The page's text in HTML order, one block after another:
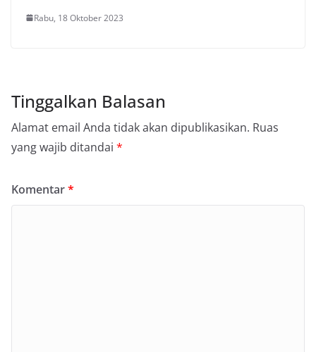
Rabu, 18 Oktober 2023
Tinggalkan Balasan
Alamat email Anda tidak akan dipublikasikan. Ruas
yang wajib ditandai *
Komentar*